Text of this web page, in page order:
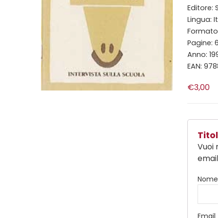
Editore:
Lingua:
Pagine:
Anno:
EAN:
€3,00
Vuoi
Email